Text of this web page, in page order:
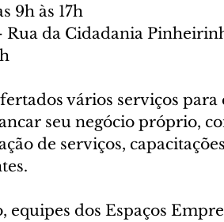
9h às 17h
Rua da Cidadania
vários serviços
seu negócio próprio,
de serviços,
dos Espaços